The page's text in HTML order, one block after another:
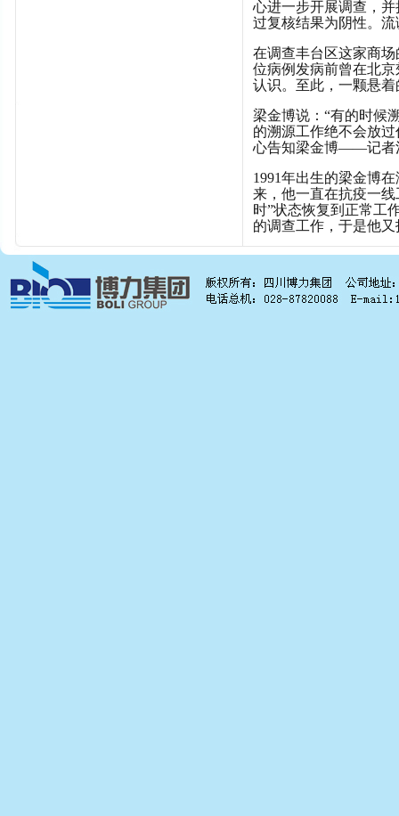
心进一步开展调查，
过复核结果为阴性。
在调查丰台区这家商
位病例发病前曾在北
认识。至此，一颗悬
梁金博说：“有的时候
的溯源工作绝不会放
心告知梁金博——记者
1991年出生的梁金博
来，他一直在抗疫一
时”状态恢复到正常工
的调查工作，于是他